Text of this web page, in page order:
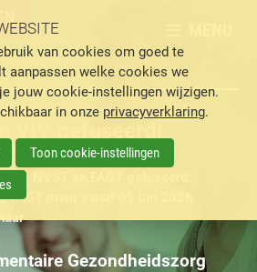
NVST en FAGT
FAGT maar vanaf 01 jan 2026
Gezondheidszorg
van cookies om goed te
aanpassen welke cookies we
jouw cookie-instellingen wijzigen.
in onze privacyverklaring.
Toon cookie-instellingen